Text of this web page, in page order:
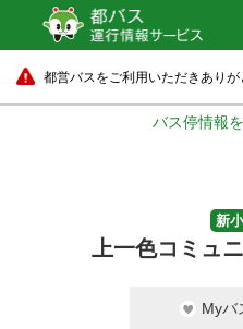
都営バスをご利用いただきありが
バス停情報
新
上一色コミュ
Myバ